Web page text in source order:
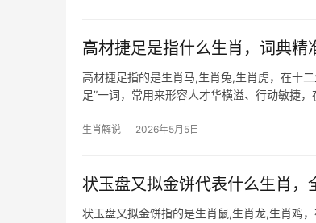
高材捷足是指什么生肖，词典精
高材捷足指的是生肖马,生肖兔,生肖虎，在十
足”一词，常用来形容人才华横溢、行动敏捷
生肖解说 2026年5月5日
状玉盘又拟金饼代表什么生肖，
状玉盘又拟金饼指的是生肖鼠,生肖龙,生肖鸡